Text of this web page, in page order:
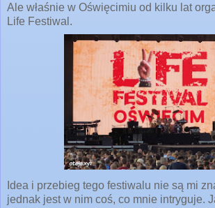
Ale właśnie w Oświęcimiu od kilku lat
Life Festiwal.
Idea i przebieg tego festiwalu nie są mi
jednak jest w nim coś, co mnie intryguje.